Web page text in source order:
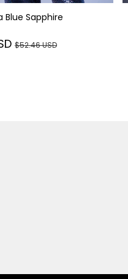
Blue Sapphire
$52.46 USD